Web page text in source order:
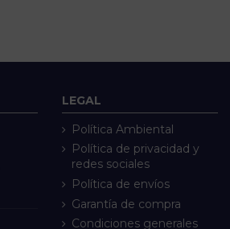
LEGAL
Política Ambiental
Política de privacidad y
redes sociales
Política de envíos
Garantía de compra
Condiciones generales